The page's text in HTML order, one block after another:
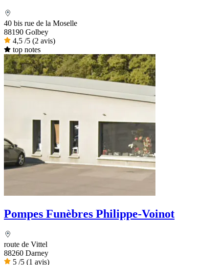
40 bis rue de la Moselle
88190 Golbey
4,5 /5 (2 avis)
top notes
Pompes Funèbres Philippe-Voinot
route de Vittel
88260 Darney
5 /5 (1 avis)